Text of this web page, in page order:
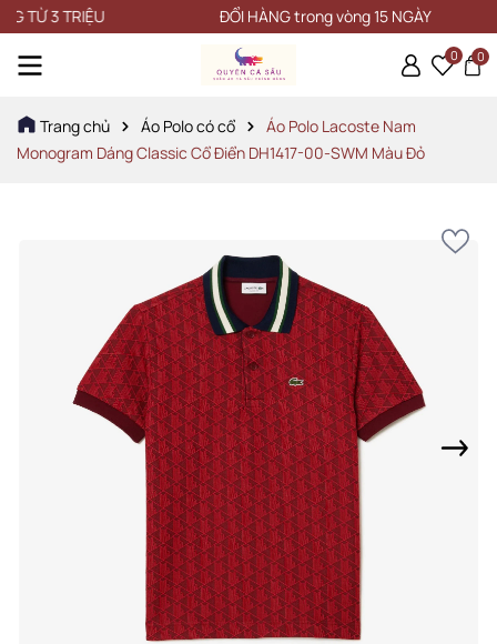
3 TRIỆU ĐỔI HÀNG trong vòng 15 NGÀY
0 0
Trang chủ Áo Polo có cổ
Áo Polo Lacoste Nam
Monogram Dáng Classic Cổ Điển DH1417-00-SWM Màu Đỏ